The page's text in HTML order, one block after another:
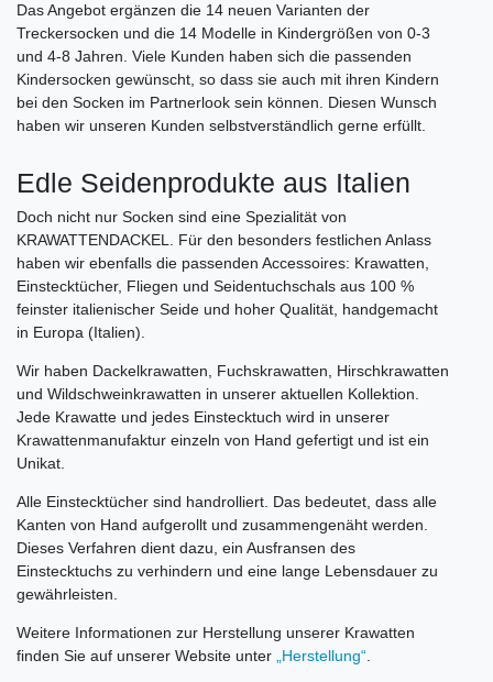
Das Angebot ergänzen die 14 neuen Varianten der
Treckersocken und die 14 Modelle in Kindergrößen von 0-3
und 4-8 Jahren. Viele Kunden haben sich die passenden
Kindersocken gewünscht, so dass sie auch mit ihren Kindern
bei den Socken im Partnerlook sein können. Diesen Wunsch
haben wir unseren Kunden selbstverständlich gerne erfüllt.
Edle Seidenprodukte aus Italien
Doch nicht nur Socken sind eine Spezialität von
KRAWATTENDACKEL. Für den besonders festlichen Anlass
haben wir ebenfalls die passenden Accessoires: Krawatten,
Einstecktücher, Fliegen und Seidentuchschals aus 100 %
feinster italienischer Seide und hoher Qualität, handgemacht
in Europa (Italien).
Wir haben Dackelkrawatten, Fuchskrawatten, Hirschkrawatten
und Wildschweinkrawatten in unserer aktuellen Kollektion.
Jede Krawatte und jedes Einstecktuch wird in unserer
Krawattenmanufaktur einzeln von Hand gefertigt und ist ein
Unikat.
Alle Einstecktücher sind handrolliert. Das bedeutet, dass alle
Kanten von Hand aufgerollt und zusammengenäht werden.
Dieses Verfahren dient dazu, ein Ausfransen des
Einstecktuchs zu verhindern und eine lange Lebensdauer zu
gewährleisten.
Weitere Informationen zur Herstellung unserer Krawatten
finden Sie auf unserer Website unter
„Herstellung“